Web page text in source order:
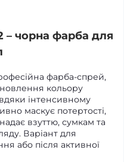
– чорна фарба для
фарба-спрей,
кольору
інтенсивному
маскує потертості,
взуттю, сумкам та
Варіант для
або після активної